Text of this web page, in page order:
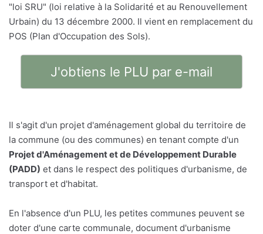
"loi SRU" (loi relative à la Solidarité et au Renouvellement
Urbain) du 13 décembre 2000. Il vient en remplacement du
POS (Plan d'Occupation des Sols).
J'obtiens le PLU par e-mail
Il s'agit d'un projet d'aménagement global du territoire de
la commune (ou des communes) en tenant compte d'un
Projet d'Aménagement et de Développement Durable
(PADD) et dans le respect des politiques d'urbanisme, de
transport et d'habitat.
En l'absence d'un PLU, les petites communes peuvent se
doter d'une carte communale, document d'urbanisme